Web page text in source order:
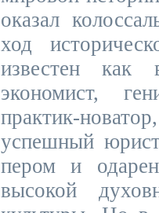
оказал
ход
известен как
экономист,
практик-
успешный
пером и
высокой